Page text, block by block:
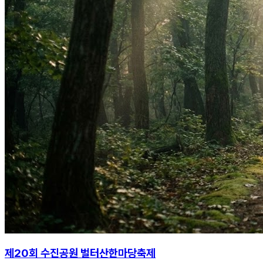
제20회 수진공원 벌터산한마당축제